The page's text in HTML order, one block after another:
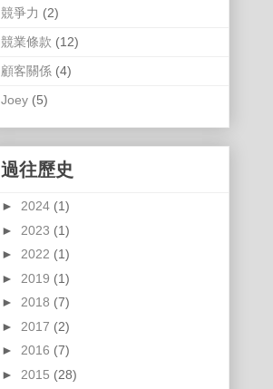
競爭力 (2)
競業條款 (12)
顧客關係 (4)
Joey (5)
過往歷史
► 2024 (1)
► 2023 (1)
► 2022 (1)
► 2019 (1)
► 2018 (7)
► 2017 (2)
► 2016 (7)
► 2015 (28)